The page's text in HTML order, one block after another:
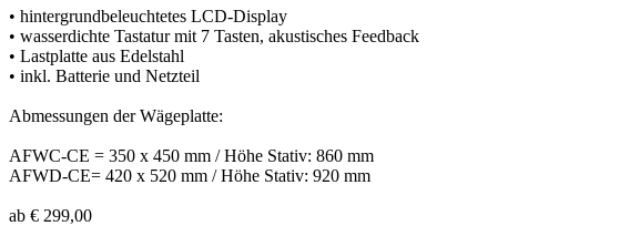
• hintergrundbeleuchtetes LCD-Display
• wasserdichte Tastatur mit 7 Tasten, akustisches Feedback
• Lastplatte aus Edelstahl
• inkl. Batterie und Netzteil
Abmessungen der Wägeplatte:
AFWC-CE = 350 x 450 mm / Höhe Stativ: 860 mm
AFWD-CE= 420 x 520 mm / Höhe Stativ: 920 mm
ab € 299,00